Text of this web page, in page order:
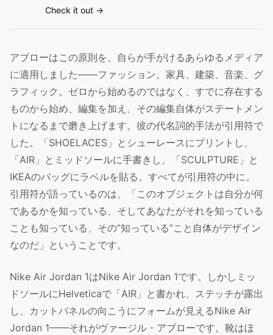
Check it out
アブローはこの原則を、自らが手がけるあらゆるメディア
に適用しました——ファッション、家具、建築、音楽、グ
ラフィック。ゼロから始めるのではなく、すでに存在する
ものから始め、編集を加え、その編集自体がステートメン
トになるまで磨き上げます。彼の代名詞的手法が引用符で
した。「SHOELACES」とシューレースにプリントし、
「AIR」とミッドソールに手書きし、「SCULPTURE」と
IKEAのバッグにラベルを貼る。すべてが引用符の中に。
引用符が語っているのは、「このオブジェクトは自分が何
であるかを知っている、そしてあなたがそれを知っている
ことも知っている、その”知っている”こと自体がデザイン
なのだ」ということです。
Nike Air Jordan 1はNike Air Jordan 1です。しかしミッ
ドソールにHelveticaで「AIR」と書かれ、ステッチが露出
し、カットパネルの向こうにフォームが見えるNike Air
Jordan 1——それがヴァージル・アブローです。靴はほ